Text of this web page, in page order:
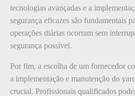
tecnologias avançadas e a
segurança eficazes são fundamentais
operações diárias ocorram sem
segurança possível.
Por fim, a escolha de um fornecedor
a implementação e manutenção do
crucial. Profissionais qualificados